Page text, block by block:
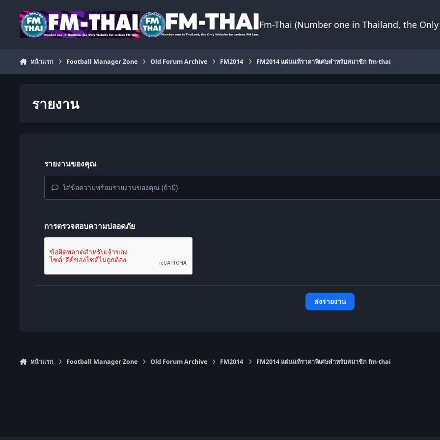
Fm-Thai (Number one in Thailand, the
หน้าแรก Football Manager Zone Old Forum Archive FM2014 FM2014 แผ่นแท้ราคาพิเศษสำหรับสมาชิก fm-thai
รายงาน
รายงานของคุณ
ใส่ข้อความพร้อมรายงานของคุณ (ถ้ามี)
การตรวจสอบความปลอดภัย
ส่งรายงาน
หน้าแรก Football Manager Zone Old Forum Archive FM2014 FM2014 แผ่นแท้ราคาพิเศษสำหรับสมาชิก fm-thai